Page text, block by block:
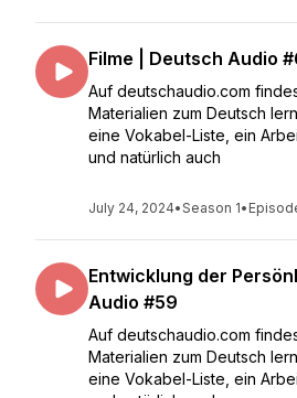
Filme | Deutsch Audio
Auf deutschaudio.com
Materialien zum Deutsch
eine Vokabel-Liste, ein
und natürlich auch
July 24, 2024•Season 1•
Entwicklung der
Audio #59
Auf deutschaudio.com
Materialien zum Deutsch
eine Vokabel-Liste, ein